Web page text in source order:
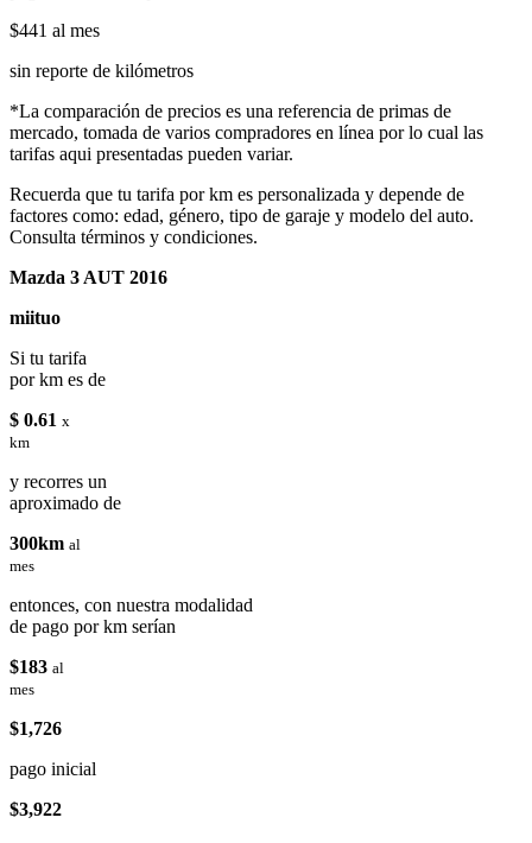
$441 al mes
sin reporte de kilómetros
*La comparación de precios es una referencia de primas de
mercado, tomada de varios compradores en línea por lo cual las
tarifas aqui presentadas pueden variar.
Recuerda que tu tarifa por km es personalizada y depende de
factores como: edad, género, tipo de garaje y modelo del auto.
Consulta términos y condiciones.
Mazda 3 AUT 2016
miituo
Si tu tarifa
por km es de
$ 0.61 x
km
y recorres un
aproximado de
300km al
mes
entonces, con nuestra modalidad
de pago por km serían
$183 al
mes
$1,726
pago inicial
$3,922